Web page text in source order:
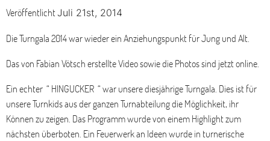
VeröffentlichtJuli 21st, 2014
Die Turngala 2014 war wieder ein Anziehungspunkt für Jung und Alt.
Das von Fabian Vötsch erstellte Video sowie die Photos sind jetzt online.
Ein echter “ HINGUCKER “ war unsere diesjährige Turngala. Dies ist für
unsere Turnkids aus der ganzen Turnabteilung die Möglichkeit, ihr
Können zu zeigen. Das Programm wurde von einem Highlight zum
nächsten überboten. Ein Feuerwerk an Ideen wurde in turnerische